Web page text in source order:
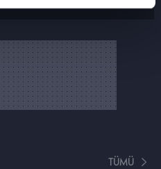
faaliyetleri ile ilgili
TÜMÜ